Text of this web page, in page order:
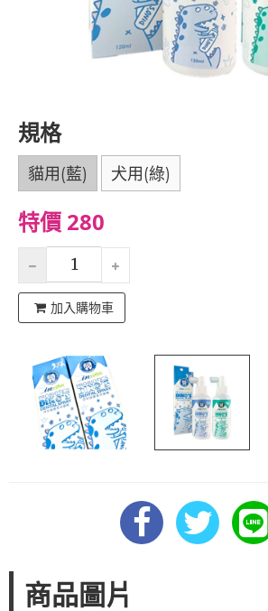
規格
貓用(藍) 犬用(綠)
特價 280
加入購物車
商品圖片